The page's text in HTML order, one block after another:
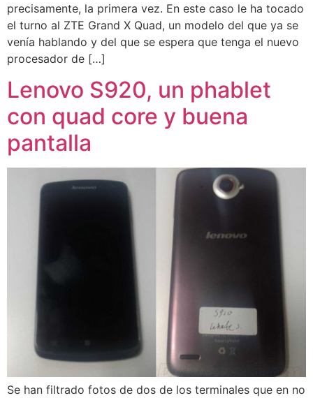
precisamente, la primera vez. En este caso le ha tocado
el turno al ZTE Grand X Quad, un modelo del que ya se
venía hablando y del que se espera que tenga el nuevo
procesador de […]
Lenovo S920, un phablet
con quad core y buena
pantalla
Se han filtrado fotos de dos de los terminales que en no